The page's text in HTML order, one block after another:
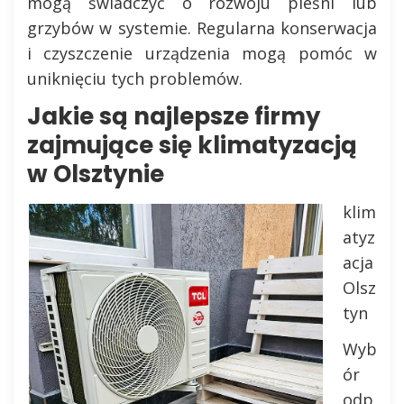
grzybów w systemie. Regularna konserwacja
i czyszczenie urządzenia mogą pomóc w
uniknięciu tych problemów.
Jakie są najlepsze firmy
zajmujące się klimatyzacją
w Olsztynie
klim
atyz
acja
Olsz
tyn
Wyb
ór
odp